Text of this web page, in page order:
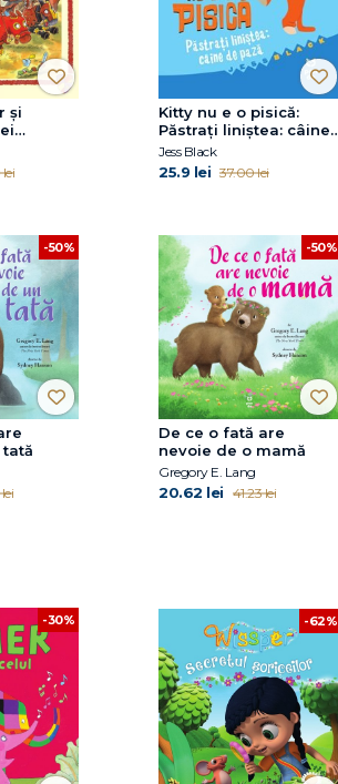
și
lei
Kitty nu e o pisică:
Păstrați liniștea: câine
de pază
Jess Black
25.9 lei 37.00 lei
-50% -50%
De ce o fată are
nevoie de o mamă
Gregory E. Lang
20.62 lei 41.23 lei
-30% -62%